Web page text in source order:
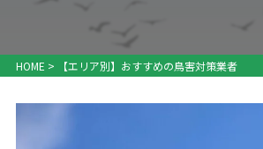
HOME > 【エリア別】おすすめの鳥害対策業者